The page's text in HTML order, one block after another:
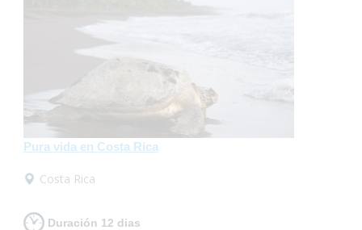
Pura vida en Costa Rica
Costa Rica
Duración 12 dias